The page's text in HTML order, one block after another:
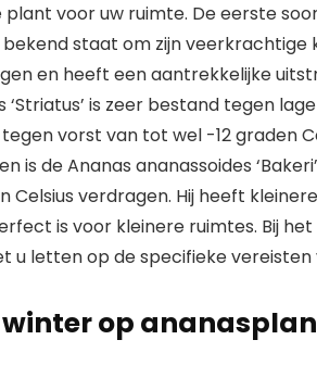
voor uw ruimte. De eerste
staat om zijn
en heeft een aantrekkelijke
is zeer bestand tegen
vorst van tot wel -12 graden
is de Ananas ananassoides
Celsius verdragen. Hij heeft
is voor kleinere ruimtes. Bij
u letten op de specifieke vereisten
winter op